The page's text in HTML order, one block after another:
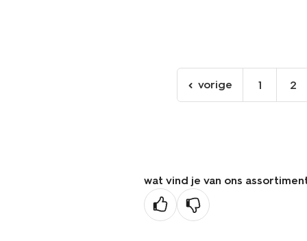
ga
naar
vorige 1 2
wat vind je van ons